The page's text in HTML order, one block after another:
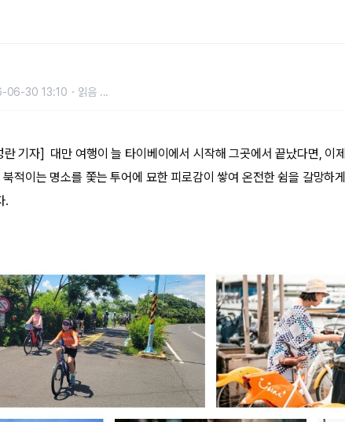
06-30 13:10 읽음 ...
기자] 대만 여행이 늘 타이베이에서 시작해 그곳에서 끝났다면, 이
적이는 명소를 쫓는 투어에 묘한 피로감이 쌓여 온전한 쉼을 갈망하
.